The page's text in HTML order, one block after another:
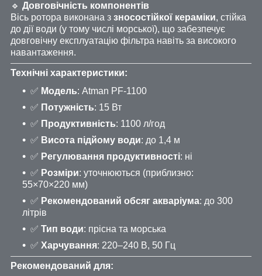
🔹 Довговічність компонентів
Вісь ротора виконана з зносостійкої кераміки, стійка
до дії води (у тому числі морської), що забезпечує
довговічну експлуатацію фільтра навіть за високого
навантаження.
Технічні характеристики:
✅ Модель: Atman PF-1100
✅ Потужність: 15 Вт
✅ Продуктивність: 1100 л/год
✅ Висота підйому води: до 1,4 м
✅ Регулювання продуктивності: ні
✅ Розміри: уточнюються (приблизно:
55×70×220 мм)
✅ Рекомендований обсяг акваріума: до 300
літрів
✅ Тип води: прісна та морська
✅ Харчування: 220–240 В, 50 Гц
Рекомендований для: